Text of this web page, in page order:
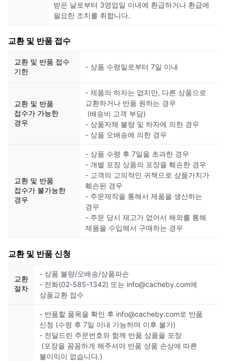
받은 날로부터 3영업일 이내에 환급하거나 환급에
필요한 조치를 취합니다.
교환 및 반품 접수
교환 및 반품 접수
기한
- 상품 수령일로부터 7일 이내
교환 및 반품
접수가 가능한
경우
- 제품의 하자는 없지만, 다른 상품으로
교환하거나 반품 원하는 경우
(배송비 고객 부담)
- 상품자체 불량 및 하자에 의한 경우
- 상품 오배송에 의한 경우
교환 및 반품
접수가 불가능한
경우
- 상품 수령 후 7일을 초과한 경우
- 개별 포장 상품의 포장을 훼손한 경우
- 고객의 고의적인 귀책으로 상품가치가
훼손된 경우
- 주문제작을 통해서 제품을 생산하는
경우
- 주문 당시 재고가 없어서 해외를 통해
제품을 수입해서 구매하는 경우
교환 및 반품 신청
교환
절차
- 상품 불량/오배송/상품파손
- 전화(02-585-1342) 또는 info@cacheby.com에
상품교환 접수
- 반품할 품목을 확인 후 info@cacheby.com로 반품
신청 (수령 후 7일 이내 가능하며 이후 불가)
- 전달드린 주문번호와 함께 반품 상품을 포장
(포장을 꼼꼼하게 해주셔야 반품 상품 손상에 따른
불이익이 없습니다.)